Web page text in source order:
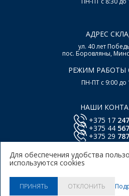
АДРЕС
ул. 40 лет
пос. Боровляны,
РЕЖИМ РАБОТЫ
ПН-ПТ с 9:00 до
НАШИ
+375 17
+375 44
+375 29
куки.
Для обеспечения удобства
используются cookies
ПРИНЯТЬ ОТКЛОНИТЬ